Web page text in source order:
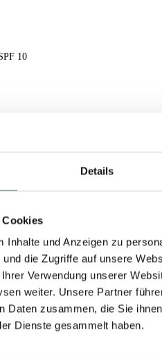
Details
Cookies
Inhalte und Anzeigen zu
die Zugriffe auf unsere
Verwendung unserer
weiter. Unsere Partner
Daten zusammen, die Sie
Dienste gesammelt haben.
10